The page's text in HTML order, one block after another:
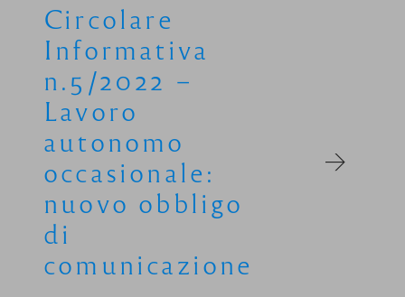
Circolare
Informativa
n.5/2022 –
Lavoro
autonomo
occasionale:
nuovo obbligo
di
comunicazione